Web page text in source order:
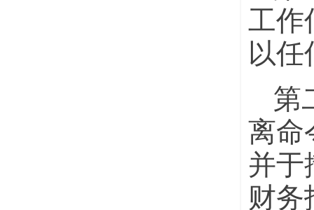
工作
以任
第
离命
并于
财务